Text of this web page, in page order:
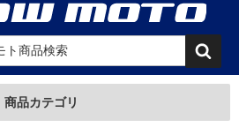
索
商品カテゴリ